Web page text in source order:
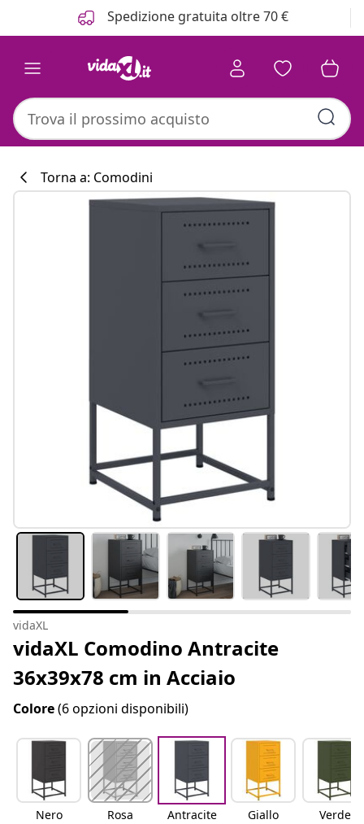
Spedizione gratuita oltre 70 €
Torna a: Comodini
vidaXL
vidaXL Comodino Antracite
36x39x78 cm in Acciaio
Colore(6 opzioni disponibili)
Nero Rosa Antracite Giallo Verde